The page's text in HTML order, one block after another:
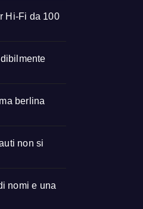
Hi-Fi da 100
berlina
non si
nomi e una